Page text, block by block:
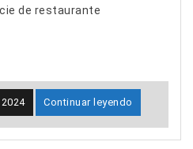
de restaurante
Continuar leyendo